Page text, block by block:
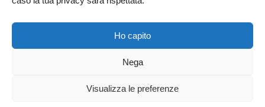
Ho capito
Nega
Visualizza le preferenze
Doppiaggi italioti, 2011-2025. Licenze CC-BY-NC Creative
Commons – Attribuzione – Non commerciale